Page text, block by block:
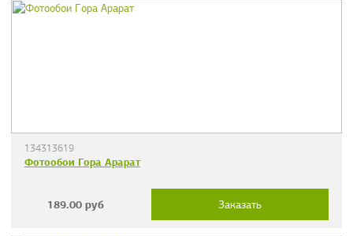
134313619
Фотообои Гора Арарат
189.00 руб Заказать